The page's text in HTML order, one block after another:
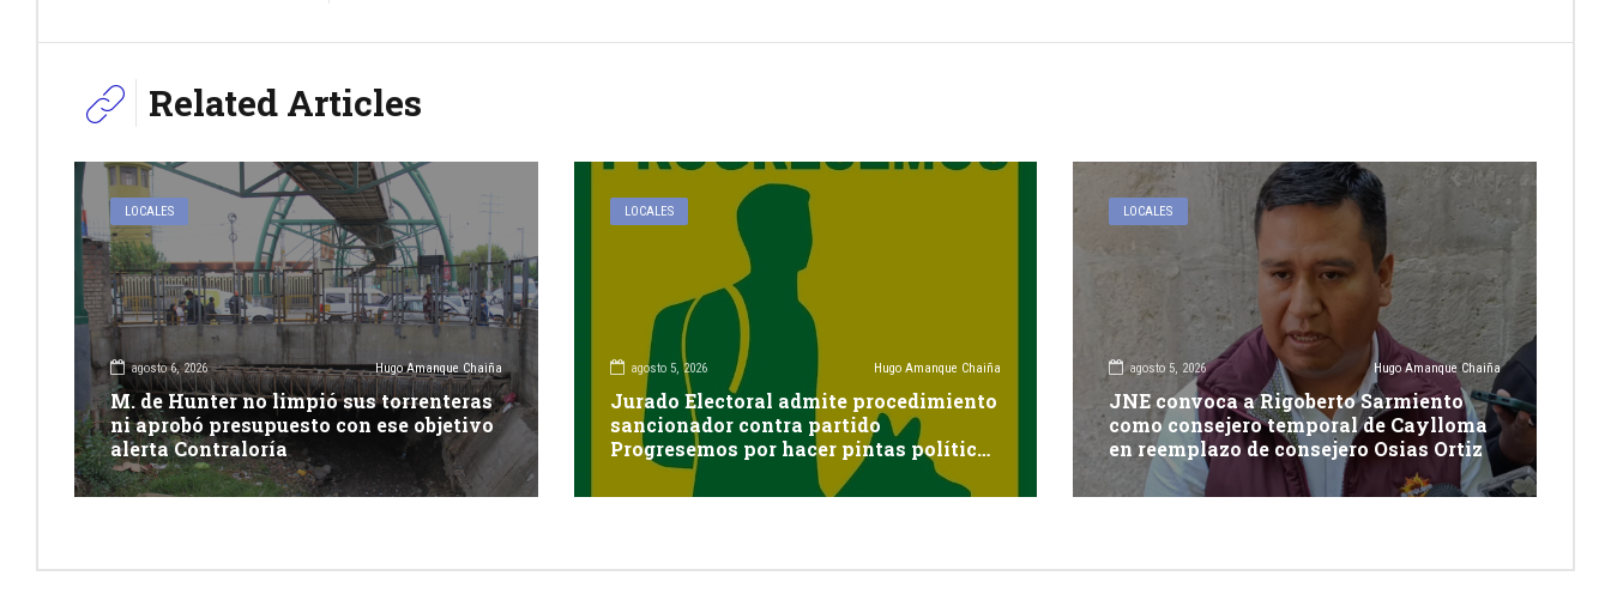
Related Articles
LOCALES
agosto 6, 2026 Hugo Amanque Chaiña
M. de Hunter no limpió sus torrenteras
ni aprobó presupuesto con ese objetivo
alerta Contraloría
LOCALES
agosto 5, 2026 Hugo Amanque Chaiña
Jurado Electoral admite procedimiento
sancionador contra partido
Progresemos por hacer pintas políticas
sin autorización en Cayma
LOCALES
agosto 5, 2026 Hugo Amanque Chaiña
JNE convoca a Rigoberto Sarmiento
como consejero temporal de Caylloma
en reemplazo de consejero Osias Ortiz